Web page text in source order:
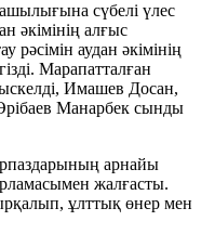
сүбелі үлес
әкімінің алғыс
рәсімін аудан әкімінің
Марапатталған
Имашев Досан,
Манарбек сынды
арнайы
жалғасты.
ұлттық өнер мен